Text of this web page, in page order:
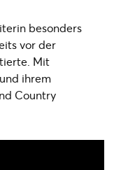
besonders
vor der
Mit
ihrem
Country